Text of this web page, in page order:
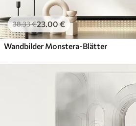
38.33€23.00 €
Wandbilder Monstera-Blätter